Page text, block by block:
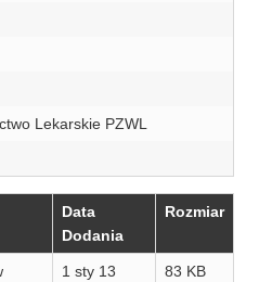
Lekarskie PZWL
Data
Dodania
Rozmiar
1 sty 13
83 KB